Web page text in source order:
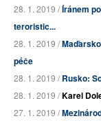
28. 1. 2019 /Íránem
teroristic...
28. 1. 2019 /
péče
28. 1. 2019 /Rusko:
28. 1. 2019 /Karel
27. 1. 2019 /